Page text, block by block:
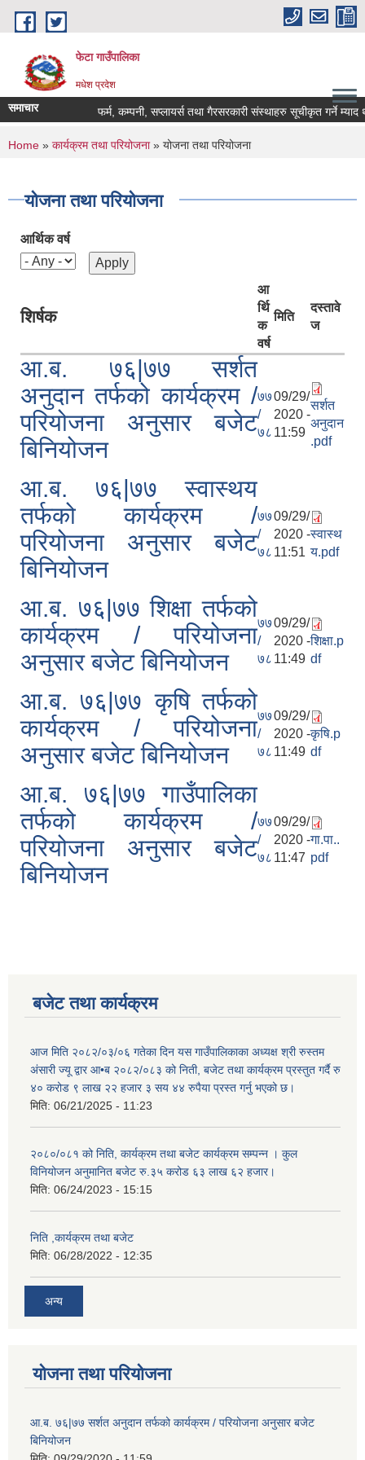
Skip to main content
फेटा गाउँपालिका
मधेश प्रदेश
समाचार फर्म, कम्पनी, सप्लायर्स तथा गैरसरकारी संस्थाहरु सूचीकृत गर्ने म्याद
You are here
Home » कार्यक्रम तथा परियोजना» योजना तथा परियोजना
योजना तथा परियोजना
आर्थिक वर्ष
शिर्षक
आ
र्थि
क
वर्ष
मिति
दस्तावे
ज
आ.ब. ७६|७७ सर्शत
अनुदान तर्फको कार्यक्रम /
परियोजना अनुसार बजेट
बिनियोजन
७७
/
७८
09/29/
2020 -
11:59
सर्शत
अनुदान
.pdf
आ.ब. ७६|७७ स्वास्थय
तर्फको कार्यक्रम /
परियोजना अनुसार बजेट
बिनियोजन
७७
/
७८
09/29/
2020 -
11:51
स्वास्थ
य.pdf
आ.ब. ७६|७७ शिक्षा तर्फको
कार्यक्रम / परियोजना
अनुसार बजेट बिनियोजन
७७
/
७८
09/29/
2020 -
11:49
शिक्षा.p
df
आ.ब. ७६|७७ कृषि तर्फको
कार्यक्रम / परियोजना
अनुसार बजेट बिनियोजन
७७
/
७८
09/29/
2020 -
11:49
कृषि.p
df
आ.ब. ७६|७७ गाउँपालिका
तर्फको कार्यक्रम /
परियोजना अनुसार बजेट
बिनियोजन
७७
/
७८
09/29/
2020 -
11:47
गा.पा..
pdf
बजेट तथा कार्यक्रम
आज मिति २०८२/०३/०६ गतेका दिन यस गाउँपालिकाका अध्यक्ष श्री रुस्तम
अंसारी ज्यू द्वार आ•ब २०८२/०८३ को निती, बजेट तथा कार्यक्रम प्रस्तुत गर्दै रु
४० करोड ९ लाख २२ हजार ३ सय ४४ रुपैया प्रस्त गर्नु भएको छ।
मिति: 06/21/2025 - 11:23
२०८०/०८१ को निति, कार्यक्रम तथा बजेट कार्यक्रम सम्पन्न । कुल
विनियोजन अनुमानित बजेट रु.३५ करोड ६३ लाख ६२ हजार।
मिति: 06/24/2023 - 15:15
निति ,कार्यक्रम तथा बजेट
मिति: 06/28/2022 - 12:35
अन्य
योजना तथा परियोजना
आ.ब. ७६|७७ सर्शत अनुदान तर्फको कार्यक्रम / परियोजना अनुसार बजेट
बिनियोजन